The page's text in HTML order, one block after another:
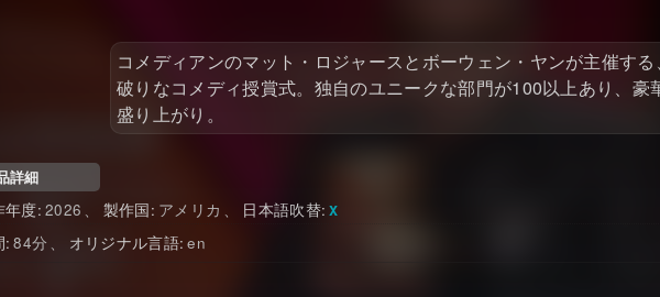
コメディアンのマット・ロジャースとボーウェン・ヤンが主催す
破りなコメディ授賞式。独自のユニークな部門が100以上あり、豪
盛り上がり。
詳細
年度 2026 製作国 アメリカ
日本語吹替
84 オリジナル言語 en